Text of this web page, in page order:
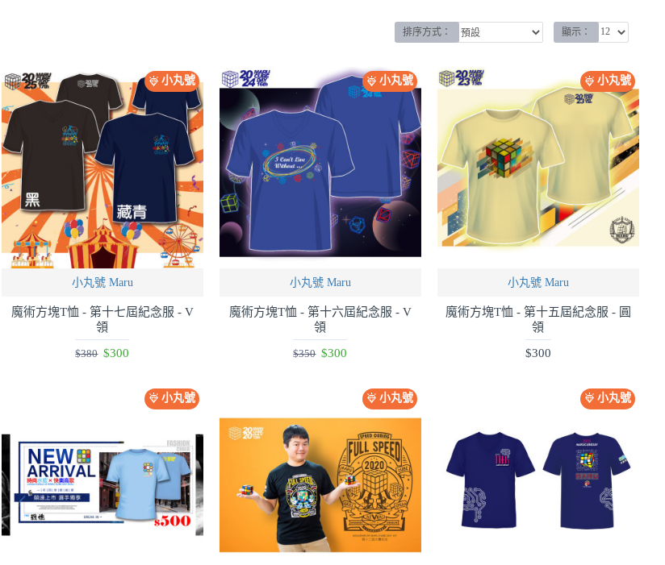
排序方式： 顯示：
小丸號
小丸號 Maru
魔術方塊T恤 - 第十七屆紀念服 - V
領
$300
$380
小丸號
小丸號 Maru
魔術方塊T恤 - 第十六屆紀念服 - V
領
$300
$350
小丸號
小丸號 Maru
魔術方塊T恤 - 第十五屆紀念服 - 圓
領
$300
小丸號 小丸號 小丸號